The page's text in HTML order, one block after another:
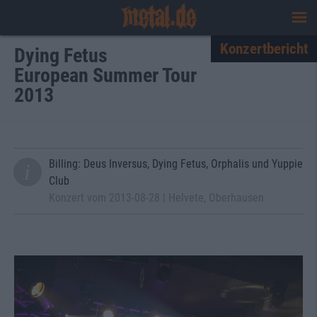
Dying Fetus
European Summer Tour
2013
Konzertbericht
Billing: Deus Inversus, Dying Fetus, Orphalis und Yuppie
Club